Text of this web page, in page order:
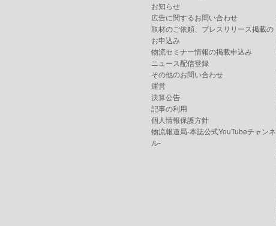
お知らせ
広告に関するお問い合わせ
取材のご依頼、プレスリリース掲載の
お申込み
物流セミナー情報の掲載申込み
ニュース配信登録
その他のお問い合わせ
運営
決算公告
記事の利用
個人情報保護方針
物流報道局-本誌公式YouTubeチャンネ
ル-